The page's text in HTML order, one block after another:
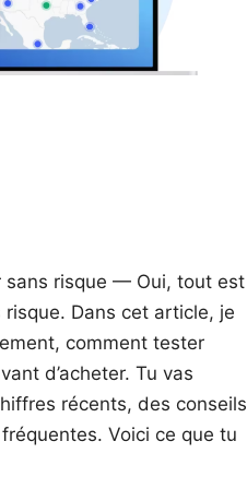
sans risque — Oui, tout est
Dans cet article, je
comment tester
d’acheter. Tu vas
récents, des conseils
Voici ce que tu